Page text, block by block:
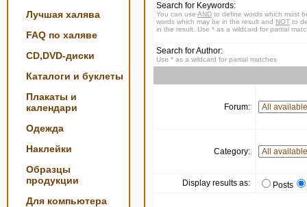
Лучшая халява
FAQ по халяве
CD,DVD-диски
Каталоги и буклеты
Плакаты и
календари
Одежда
Наклейки
Образцы
продукции
Для компьютера
Search for Keywords:
You can use AND to define words which must
words which may be in the result and NOT to
in the result. Use * as a wildcard for partial
Search for Author:
Use * as a wildcard for partial matches
Forum:
Category:
Display results as: Posts